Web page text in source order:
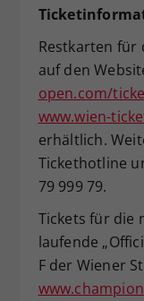
Restkarten für
auf den
open.com/
www.wien-
erhältlich.
Tickethotline
79 999 79.
Tickets für die
laufende
F der Wiener